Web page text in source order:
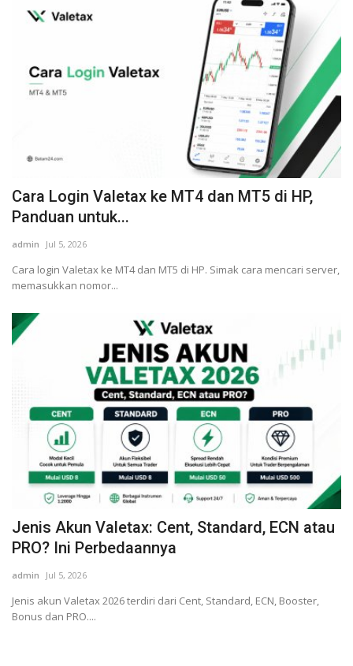
Cara Login Valetax ke MT4 dan MT5 di HP,
Panduan untuk...
admin Jul 5, 2026
Cara login Valetax ke MT4 dan MT5 di HP. Simak cara mencari server,
memasukkan nomor...
Jenis Akun Valetax: Cent, Standard, ECN atau
PRO? Ini Perbedaannya
admin Jul 5, 2026
Jenis akun Valetax 2026 terdiri dari Cent, Standard, ECN, Booster,
Bonus dan PRO....